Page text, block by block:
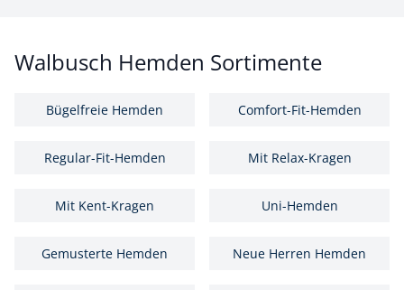
Walbusch Hemden Sortimente
Bügelfreie Hemden Comfort-Fit-Hemden
Regular-Fit-Hemden Mit Relax-Kragen
Mit Kent-Kragen Uni-Hemden
Gemusterte Hemden Neue Herren Hemden